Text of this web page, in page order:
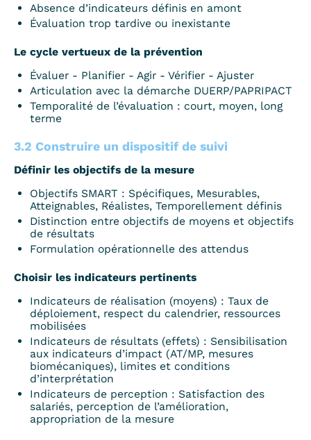
Absence d’indicateurs définis en amont
Évaluation trop tardive ou inexistante
Le cycle vertueux de la prévention
Évaluer - Planifier - Agir - Vérifier - Ajuster
Articulation avec la démarche DUERP/PAPRIPACT
Temporalité de l’évaluation : court, moyen, long
terme
3.2 Construire un dispositif de suivi
Définir les objectifs de la mesure
Objectifs SMART : Spécifiques, Mesurables,
Atteignables, Réalistes, Temporellement définis
Distinction entre objectifs de moyens et objectifs
de résultats
Formulation opérationnelle des attendus
Choisir les indicateurs pertinents
Indicateurs de réalisation (moyens) : Taux de
déploiement, respect du calendrier, ressources
mobilisées
Indicateurs de résultats (effets) : Sensibilisation
aux indicateurs d’impact (AT/MP, mesures
biomécaniques), limites et conditions
d’interprétation
Indicateurs de perception : Satisfaction des
salariés, perception de l’amélioration,
appropriation de la mesure